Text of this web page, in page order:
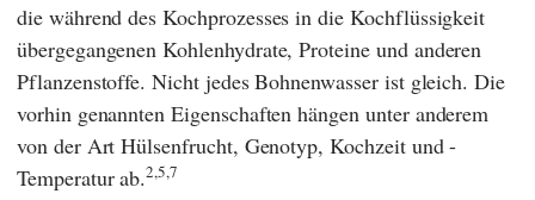
die während des Kochprozesses in die Kochflüssigkeit
übergegangenen Kohlenhydrate, Proteine und anderen
Pflanzenstoffe. Nicht jedes Bohnenwasser ist gleich. Die
vorhin genannten Eigenschaften hängen unter anderem
von der Art Hülsenfrucht, Genotyp, Kochzeit und -
Temperatur ab.2,5,7